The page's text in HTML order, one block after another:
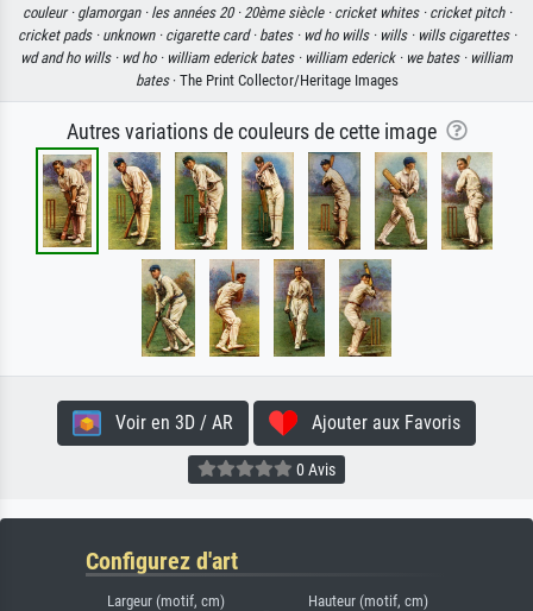
couleur · glamorgan · les années 20 · 20ème siècle · cricket whites · cricket pitch ·
cricket pads · unknown · cigarette card · bates · wd ho wills · wills · wills cigarettes ·
wd and ho wills · wd ho · william ederick bates · william ederick · we bates · william
bates· The Print Collector/Heritage Images
Autres variations de couleurs de cette image
Voir en 3D / AR Ajouter aux Favoris
0 Avis
Configurez d'art
Largeur (motif, cm) Hauteur (motif, cm)